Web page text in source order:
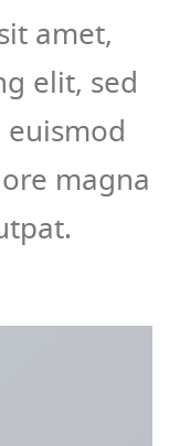
amet,
elit, sed
magna